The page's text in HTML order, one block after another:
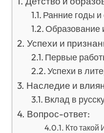
Ранние годы
Образование
Успехи и
Первые
Успехи в
Наследие и
Вклад в
Вопрос-ответ:
Кто